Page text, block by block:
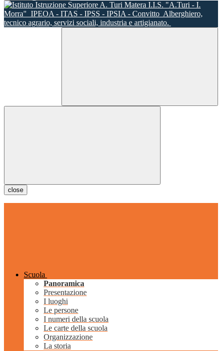
I.I.S. "A.Turi - I.
Morra" IPEOA - ITAS - IPSS - IPSIA - Convitto Alberghiero,
tecnico agrario, servizi sociali, industria e artigianato.
close
Scuola
Panoramica
Presentazione
I luoghi
Le persone
I numeri della scuola
Le carte della scuola
Organizzazione
La storia